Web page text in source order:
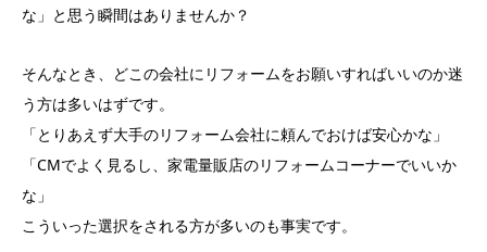
な」と思う瞬間はありませんか？
そんなとき、どこの会社にリフォームをお願いすればいいのか迷
う方は多いはずです。
「とりあえず大手のリフォーム会社に頼んでおけば安心かな」
「CMでよく見るし、家電量販店のリフォームコーナーでいいか
な」
こういった選択をされる方が多いのも事実です。